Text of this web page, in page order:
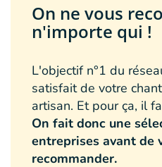
On ne vous
n'importe qui !
L'objectif n°1 du
satisfait de votre
artisan. Et pour ça, il
On fait donc une
entreprises avant de
recommander.